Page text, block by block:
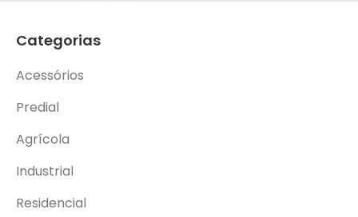
Categorias
Acessórios
Predial
Agrícola
Industrial
Residencial